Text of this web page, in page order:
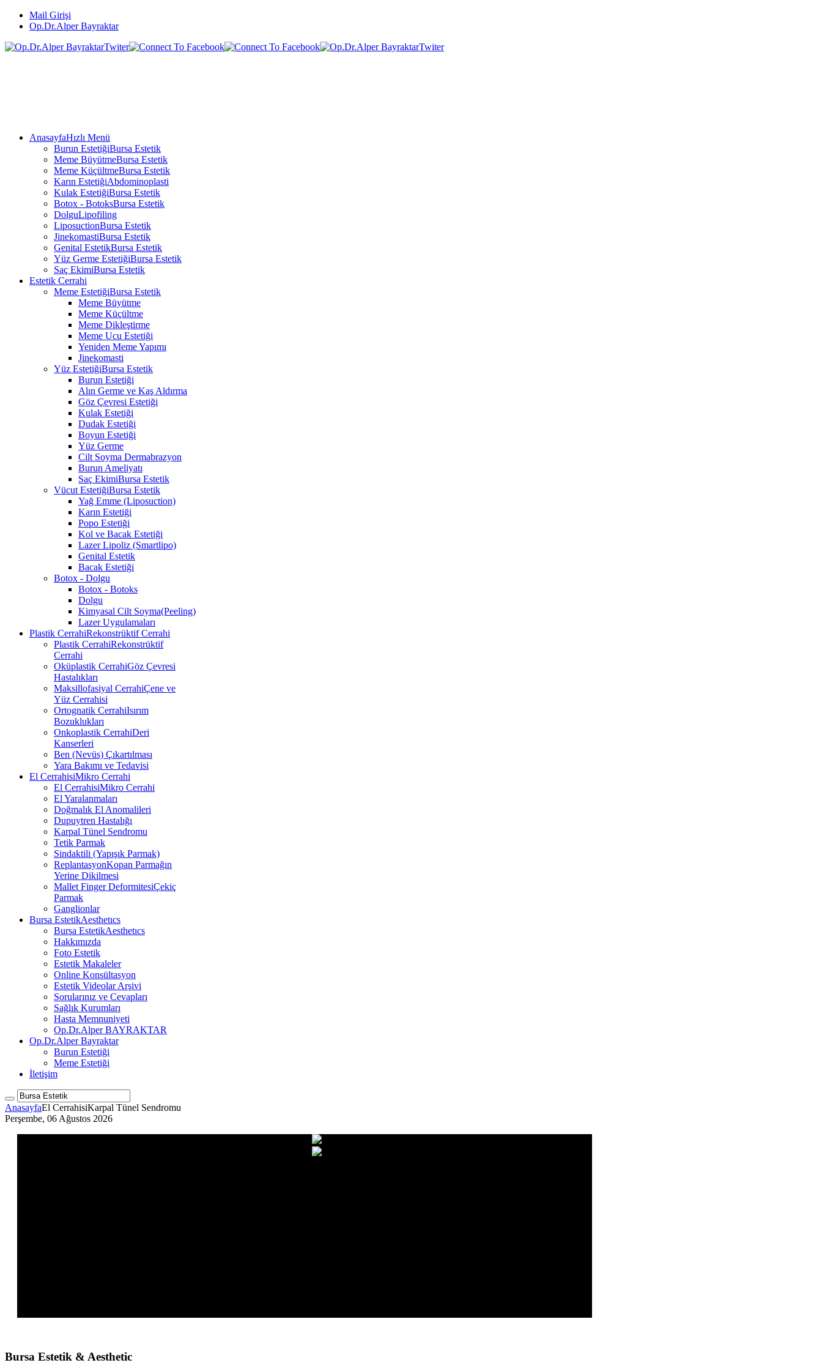
Mail Girişi
Op.Dr.Alper Bayraktar
AnasayfaHızlı Menü
Burun EstetiğiBursa Estetik
Meme BüyütmeBursa Estetik
Meme KüçültmeBursa Estetik
Karın EstetiğiAbdominoplasti
Kulak EstetiğiBursa Estetik
Botox - BotoksBursa Estetik
DolguLipofiling
LiposuctionBursa Estetik
JinekomastiBursa Estetik
Genital EstetikBursa Estetik
Yüz Germe EstetiğiBursa Estetik
Saç EkimiBursa Estetik
Estetik Cerrahi
Meme EstetiğiBursa Estetik
Meme Büyütme
Meme Küçültme
Meme Dikleştirme
Meme Ucu Estetiği
Yeniden Meme Yapımı
Jinekomasti
Yüz EstetiğiBursa Estetik
Burun Estetiği
Alın Germe ve Kaş Aldırma
Göz Çevresi Estetiği
Kulak Estetiği
Dudak Estetiği
Boyun Estetiği
Yüz Germe
Cilt Soyma Dermabrazyon
Burun Ameliyatı
Saç EkimiBursa Estetik
Vücut EstetiğiBursa Estetik
Yağ Emme (Liposuction)
Karın Estetiği
Popo Estetiği
Kol ve Bacak Estetiği
Lazer Lipoliz (Smartlipo)
Genital Estetik
Bacak Estetiği
Botox - Dolgu
Botox - Botoks
Dolgu
Kimyasal Cilt Soyma(Peeling)
Lazer Uygulamaları
Plastik CerrahiRekonstrüktif Cerrahi
Plastik CerrahiRekonstrüktif
Cerrahi
Oküplastik CerrahiGöz Çevresi
Hastalıkları
Maksillofasiyal CerrahiÇene ve
Yüz Cerrahisi
Ortognatik CerrahiIsırım
Bozuklukları
Onkoplastik CerrahiDeri
Kanserleri
Ben (Nevüs) Çıkartılması
Yara Bakımı ve Tedavisi
El CerrahisiMikro Cerrahi
El CerrahisiMikro Cerrahi
El Yaralanmaları
Doğmalık El Anomalileri
Dupuytren Hastalığı
Karpal Tünel Sendromu
Tetik Parmak
Sindaktili (Yapışık Parmak)
ReplantasyonKopan Parmağın
Yerine Dikilmesi
Mallet Finger DeformitesiÇekiç
Parmak
Ganglionlar
Bursa EstetikAesthetıcs
Bursa EstetikAesthetıcs
Hakkımızda
Foto Estetik
Estetik Makaleler
Online Konsültasyon
Estetik Videolar Arşivi
Sorularınız ve Cevapları
Sağlık Kurumları
Hasta Memnuniyeti
Op.Dr.Alper BAYRAKTAR
Op.Dr.Alper Bayraktar
Burun Estetiği
Meme Estetiği
İletişim
AnasayfaEl CerrahisiKarpal Tünel Sendromu
Perşembe, 06 Ağustos 2026
Bursa Estetik & Aesthetic